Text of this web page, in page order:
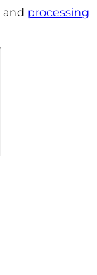
and processing